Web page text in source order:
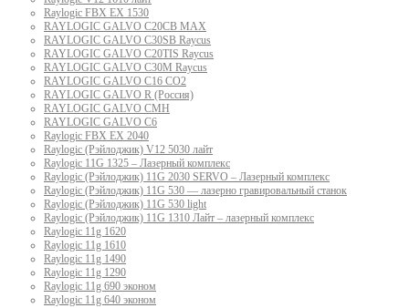
Raylogic FBX EX 1530
RAYLOGIC GALVO С20CB MAX
RAYLOGIC GALVO С30SB Raycus
RAYLOGIC GALVO C20TIS Raycus
RAYLOGIC GALVO С30M Raycus
RAYLOGIC GALVO С16 CO2
RAYLOGIC GALVO R (Россия)
RAYLOGIC GALVO CMH
RAYLOGIC GALVO С6
Raylogic FBX EX 2040
Raylogic (Рэйлоджик) V12 5030 лайт
Raylogic 11G 1325 – Лазерный комплекс
Raylogic (Рэйлоджик) 11G 2030 SERVO – Лазерный комплекс
Raylogic (Рэйлоджик) 11G 530 — лазерно гравировальный станок
Raylogic (Рэйлоджик) 11G 530 light
Raylogic (Рэйлоджик) 11G 1310 Лайт – лазерный комплекс
Raylogic 11g 1620
Raylogic 11g 1610
Raylogic 11g 1490
Raylogic 11g 1290
Raylogic 11g 690 эконом
Raylogic 11g 640 эконом